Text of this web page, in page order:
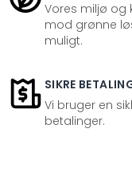
Vores miljø og
mod grønne
muligt.
SIKRE
Vi bruger en
betalinger.